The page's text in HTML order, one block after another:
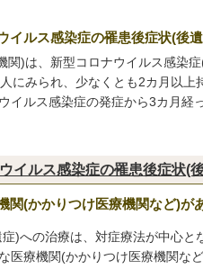
イルス感染症の罹患後症状(後
)は、新型コロナウイルス感染
にみられ、少なくとも2カ月以上
イルス感染症の発症から3カ月経
イルス感染症の罹患後症状(
関(かかりつけ医療機関など)が
)への治療は、対症療法が中心と
医療機関(かかりつけ医療機関な